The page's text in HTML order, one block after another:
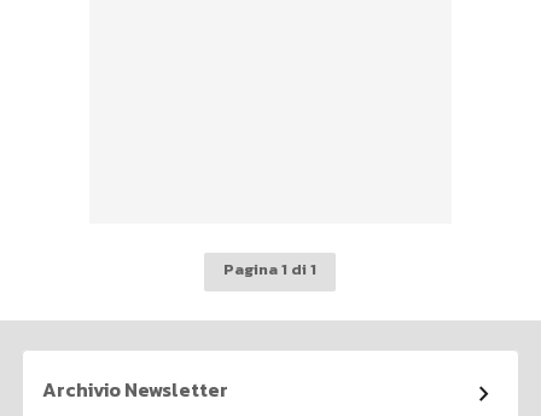
Pagina 1 di 1
Archivio Newsletter